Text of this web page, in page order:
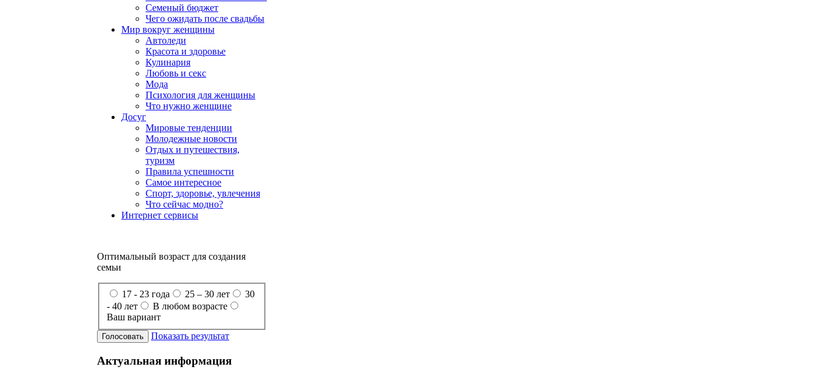
Семеный бюджет
Чего ожидать после свадьбы
Мир вокруг женщины
Автоледи
Красота и здоровье
Кулинария
Любовь и секс
Мода
Психология для женщины
Что нужно женщине
Досуг
Мировые тенденции
Молодежные новости
Отдых и путешествия,
туризм
Правила успешности
Самое интересное
Спорт, здоровье, увлечения
Что сейчас модно?
Интернет сервисы
Оптимальный возраст для создания
семьи
17 - 23 года 25 – 30 лет
30
- 40 лет
В любом возрасте
Ваш вариант
Показать результат
Актуальная информация